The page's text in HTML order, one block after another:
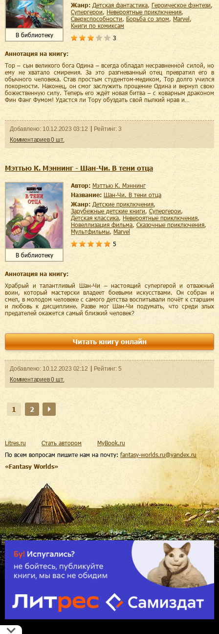
В библиотеку
Жанр:
детская фантастика, героическое фэнтези,
супергерои, невероятные приключения,
сверхспособности, борьба со злом, Marvel ,
книги по комиксам
3
Аннотация на книгу:
Тор – сын великого бога Одина – всегда обладал несравненной силой, но
ему не хватало смирения. За это разгневанный отец превратил его в
обычного человека. Став простым студентом-медиком, Тор долго учился
покорности. Наконец, он смог заслужить прощение Одина и вернул свою
божественную силу. Теперь его ждёт новая битва – с коварным драконом
Фин Фанг Фумом! Удастся ли Тору обуздать свой пылкий нрав и…
Добавленo: 10.12.2023 03:12 Рейтинг: 3
Комментариев0 шт.
Мэттью К. Мэннинг - Шан-Чи. В тени отца
В библиотеку
Автор:
Мэттью К. Мэннинг
Название:
Шан-Чи. В тени отца
Жанр:
детские приключения,
зарубежные детские книги, супергерои,
детская классика, невероятные приключения,
новеллизация фильма, сказочные приключения,
мультфильмы,
Marvel
5
Аннотация на книгу:
Храбрый и талантливый Шан-Чи – настоящий супергерой и отважный
воин, который мастерски владеет боевыми искусствами. Он собран и
смел, в молодом человеке с самого детства воспитывали почёт к старшим
и любовь к дисциплине. Разве мог Шан-Чи подумать, что среди злых
предателей окажется самый близкий человек?
Читать книгу онлайн
Добавленo: 10.12.2023 02:12 Рейтинг: 5
Комментариев0 шт.
1 2
По всем вопросам пишите нам на почту: fantasy-worlds.ru@yandex.ru
«Fantasy Worlds»
Litres.ru Стать автором MyBook.ru